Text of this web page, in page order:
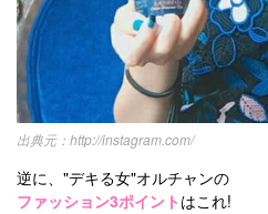
http://instagram.com/
逆に、"デキる女"オルチャンの
ファッション3ポイント はこれ!